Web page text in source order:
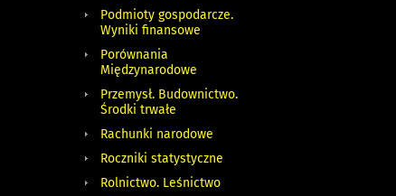
Podmioty gospodarcze.
Wyniki finansowe
Porównania
Międzynarodowe
Przemysł. Budownictwo.
Środki trwałe
Rachunki narodowe
Roczniki statystyczne
Rolnictwo. Leśnictwo